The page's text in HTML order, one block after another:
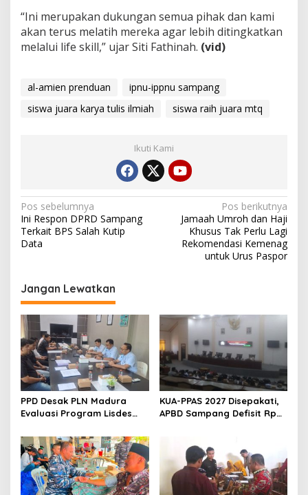
“Ini merupakan dukungan semua pihak dan kami
akan terus melatih mereka agar lebih ditingkatkan
melalui life skill,” ujar Siti Fathinah. (vid)
al-amien prenduan
ipnu-ippnu sampang
siswa juara karya tulis ilmiah
siswa raih juara mtq
Ikuti Kami
Navigasi
pos
Pos sebelumnya
Ini Respon DPRD Sampang
Terkait BPS Salah Kutip
Data
Pos berikutnya
Jamaah Umroh dan Haji
Khusus Tak Perlu Lagi
Rekomendasi Kemenag
untuk Urus Paspor
Jangan Lewatkan
PPD Desak PLN Madura
Evaluasi Program Lisdes
KUA-PPAS 2027 Disepakati,
APBD Sampang Defisit Rp